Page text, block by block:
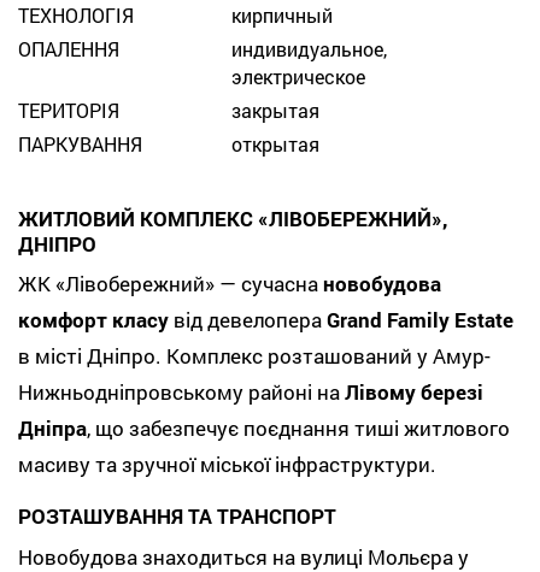
ТЕХНОЛОГІЯ
кирпичный
ОПАЛЕННЯ
индивидуальное,
электрическое
ТЕРИТОРІЯ
закрытая
ПАРКУВАННЯ
открытая
ЖИТЛОВИЙ КОМПЛЕКС «ЛІВОБЕРЕЖНИЙ»,
ДНІПРО
ЖК «Лівобережний» — сучаснановобудова
комфорт класу від девелопераGrand Family Estate
в місті Дніпро. Комплекс розташований у Амур-
Нижньодніпровському районі наЛівому березі
Дніпра, що забезпечує поєднання тиші житлового
масиву та зручної міської інфраструктури.
РОЗТАШУВАННЯ ТА ТРАНСПОРТ
Новобудова знаходиться на вулиці Мольєра у